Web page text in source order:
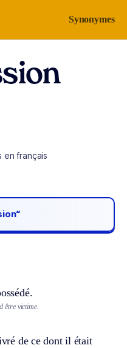
Synonymes
en français
être victime.
de ce dont il était